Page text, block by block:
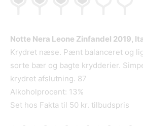
Notte Nera Leone Zinfandel 2019,
Krydret næse. Pænt balanceret og
sorte bær og bagte krydderier.
krydret afslutning. 87
Alkoholprocent: 13%
Set hos Fakta til 50 kr. tilbudspris